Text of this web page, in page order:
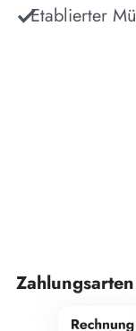
Etablierter
Zahlungsarten